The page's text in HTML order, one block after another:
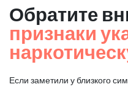
Обратите
признаки
Если заметили у близкого